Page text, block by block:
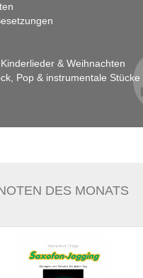
& Weihnachten
Pop & instrumentale Stücke
DES MONATS